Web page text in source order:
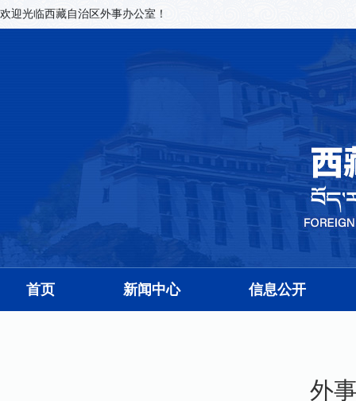
欢迎光临西藏自治区外事办公室！
首页 新闻中心 信息公开
外